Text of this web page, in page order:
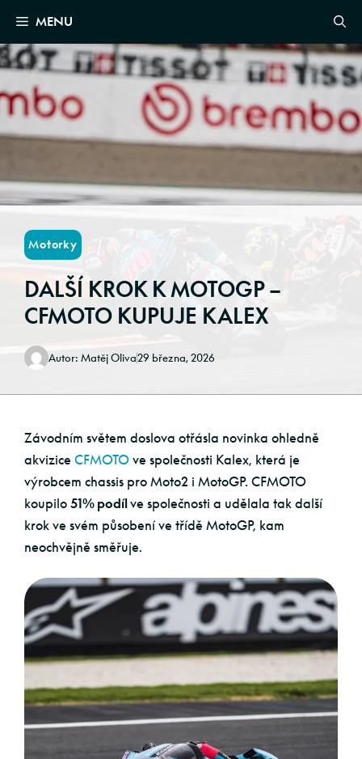
content
MENU
Motorky
DALŠÍ KROK K MOTOGP –
CFMOTO KUPUJE KALEX
Autor: Matěj Oliva29 března, 2026
Závodním světem doslova otřásla novinka ohledně
akvizice CFMOTO ve společnosti Kalex, která je
výrobcem chassis pro Moto2 i MotoGP. CFMOTO
koupilo 51% podílve společnosti a udělala tak další
krok ve svém působení ve třídě MotoGP, kam
neochvějně směřuje.